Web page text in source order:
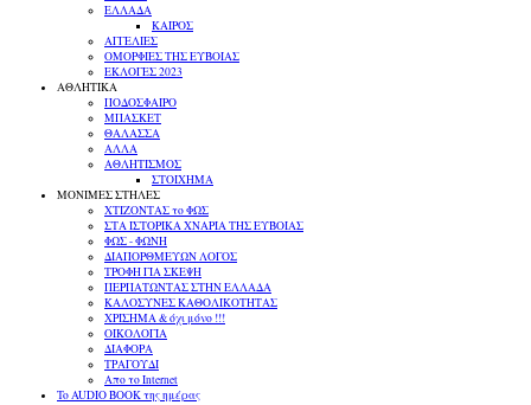
ΕΛΛΑΔΑ
ΚΑΙΡΟΣ
ΑΓΓΕΛΙΕΣ
ΟΜΟΡΦΙΕΣ ΤΗΣ ΕΥΒΟΙΑΣ
ΕΚΛΟΓΕΣ 2023
ΑΘΛΗΤΙΚΑ
ΠΟΔΟΣΦΑΙΡΟ
ΜΠΑΣΚΕΤ
ΘΑΛΑΣΣΑ
ΑΛΛΑ
ΑΘΛΗΤΙΣΜΟΣ
ΣΤΟΙΧΗΜΑ
ΜΟΝΙΜΕΣ ΣΤΗΛΕΣ
ΧΤΙΖΟΝΤΑΣ το ΦΩΣ
ΣΤΑ ΙΣΤΟΡΙΚΑ ΧΝΑΡΙΑ ΤΗΣ ΕΥΒΟΙΑΣ
ΦΩΣ - ΦΩΝΗ
ΔΙΑΠΟΡΘΜΕΥΩΝ ΛΟΓΟΣ
ΤΡΟΦΗ ΓΙΑ ΣΚΕΨΗ
ΠΕΡΠΑΤΩΝΤΑΣ ΣΤΗΝ ΕΛΛΑΔΑ
ΚΑΛΟΣΥΝΕΣ ΚΑΘΟΛΙΚΟΤΗΤΑΣ
ΧΡΙΣΗΜΑ & όχι μόνο !!!
ΟΙΚΟΛΟΓΙΑ
ΔΙΑΦΟΡΑ
ΤΡΑΓΟΥΔΙ
Απο το Internet
To AUDIO BOOK της ημέρας